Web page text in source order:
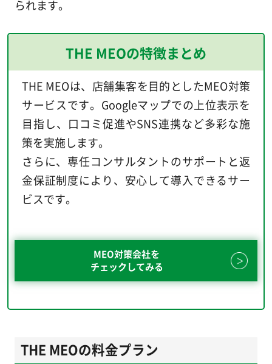
られます。
THE MEOの特徴まとめ
THE MEOは、店舗集客を目的としたMEO対策
サービスです。Googleマップでの上位表示を
目指し、口コミ促進やSNS連携など多彩な施
策を実施します。
さらに、専任コンサルタントのサポートと返
金保証制度により、安心して導入できるサー
ビスです。
MEO対策会社を
チェックしてみる
THE MEOの料金プラン